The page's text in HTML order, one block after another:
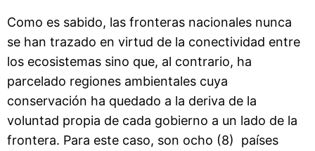
Como es sabido, las fronteras nacionales nunca
se han trazado en virtud de la conectividad entre
los ecosistemas sino que, al contrario, ha
parcelado regiones ambientales cuya
conservación ha quedado a la deriva de la
voluntad propia de cada gobierno a un lado de la
frontera. Para este caso, son ocho (8) países